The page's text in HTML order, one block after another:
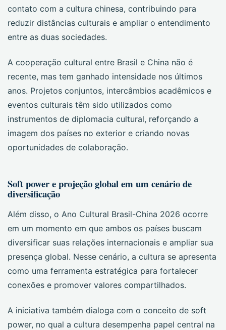
contato com a cultura chinesa, contribuindo para
reduzir distâncias culturais e ampliar o entendimento
entre as duas sociedades.
A cooperação cultural entre Brasil e China não é
recente, mas tem ganhado intensidade nos últimos
anos. Projetos conjuntos, intercâmbios acadêmicos e
eventos culturais têm sido utilizados como
instrumentos de diplomacia cultural, reforçando a
imagem dos países no exterior e criando novas
oportunidades de colaboração.
Soft power e projeção global em um cenário de
diversificação
Além disso, o Ano Cultural Brasil-China 2026 ocorre
em um momento em que ambos os países buscam
diversificar suas relações internacionais e ampliar sua
presença global. Nesse cenário, a cultura se apresenta
como uma ferramenta estratégica para fortalecer
conexões e promover valores compartilhados.
A iniciativa também dialoga com o conceito de soft
power, no qual a cultura desempenha papel central na